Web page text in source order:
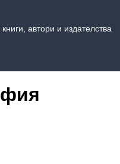
книги, автори и издателства